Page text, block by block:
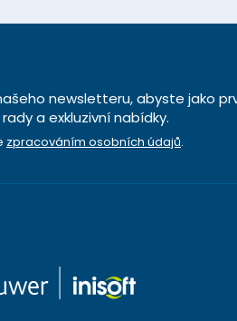
newsletteru, abyste jako
a exkluzivní nabídky.
zpracováním osobních údajů.